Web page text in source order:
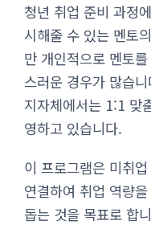
청년 취업 준비 과정
시해줄 수 있는 멘토
만 개인적으로 멘토
스러운 경우가 많습
지자체에서는 1:1 맞
영하고 있습니다.
이 프로그램은 미취
연결하여 취업 역량
돕는 것을 목표로 합